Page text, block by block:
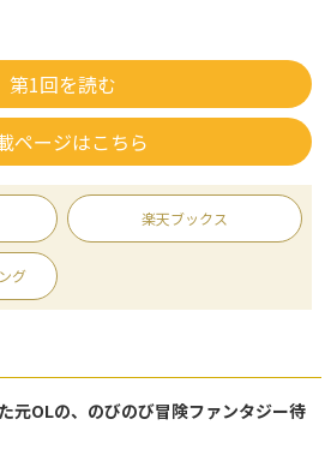
第1回を読む
ページはこちら
楽天ブックス
グ
元OLの、のびのび冒険ファンタジー待